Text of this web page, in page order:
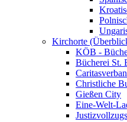
Kirchorte
KÖB -
Bücherei St.
Christliche
Gießen City
Eine-Welt-